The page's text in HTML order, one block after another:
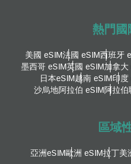
熱門國
美國 eSIM法國 eSIM西班牙
墨西哥 eSIM英國 eSIM加拿大
日本eSIM越南 eSIM印度
沙烏地阿拉伯 eSIM阿拉
區域
亞洲eSIM歐洲 eSIM拉丁美